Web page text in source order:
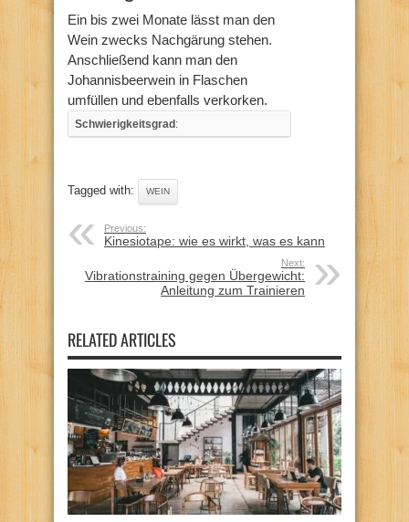
Ein bis zwei Monate lässt man den
Wein zwecks Nachgärung stehen.
Anschließend kann man den
Johannisbeerwein in Flaschen
umfüllen und ebenfalls verkorken.
Schwierigkeitsgrad:
Tagged with: WEIN
Previous:
Kinesiotape: wie es wirkt, was es kann
Next:
Vibrationstraining gegen Übergewicht:
Anleitung zum Trainieren
RELATED ARTICLES